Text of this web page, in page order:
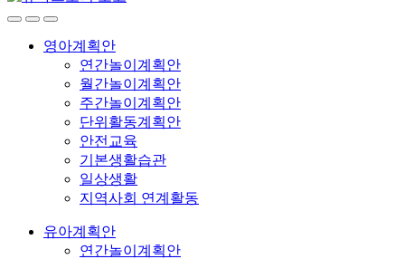
영아계획안
연간놀이계획안
월간놀이계획안
주간놀이계획안
단위활동계획안
안전교육
기본생활습관
일상생활
지역사회 연계활동
유아계획안
연간놀이계획안